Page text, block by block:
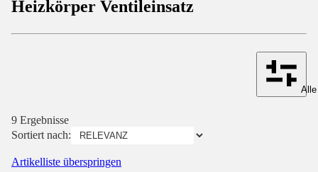
Heizkörper Ventileinsatz
9 Ergebnisse
Sortiert nach:
Artikelliste überspringen